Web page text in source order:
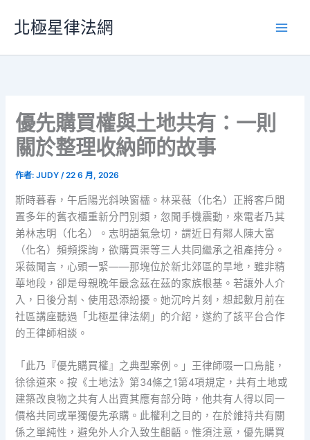
要
北極星律法網
優先購買權與土地共有：一則
關於整理收納師的故事
作者:JUDY/22 6 月, 2026
斯時暮春，午后陽光斜映窗櫺。林采薇（化名）正將客戶閒
置多年的舊衣櫃重新分門別類，忽聞手機震動，來電者乃其
弟林志明（化名）。志明語氣急切，謂近日有鄰人陳大富
（化名）頻頻探詢，欲購買渠等三人共同繼承之祖產持分。
采薇聞言，心頭一緊——那塊位於新北郊區的旱地，雖非精
華地段，卻是母親晚年最念茲在茲的家族根基。若讓外人介
入，日後分割、使用恐添紛擾。她沉吟片刻，想起數月前在
社區講座聽過「北極星律法網」的介紹，遂約了該平台合作
的王律師相談。
「此乃『優先購買權』之典型案例。」王律師啜一口烏龍，
徐徐道來。按《土地法》第34條之1第4項規定，共有土地或
建築改良物之共有人出賣其應有部分時，他共有人得以同一
價格共同或單獨優先承購。此權利之目的，在於維持共有關
係之單純性，避免外人介入致生齟齬。惟須注意，優先購買